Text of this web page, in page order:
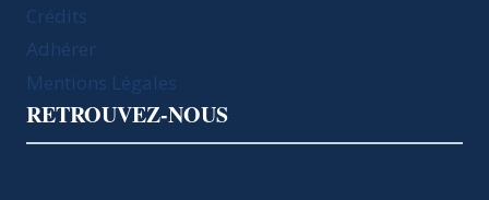
Crédits
Adhérer
Mentions Légales
RETROUVEZ-NOUS